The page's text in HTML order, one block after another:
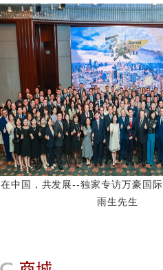
在中国，共发展--独家专访万豪国
雨生先生